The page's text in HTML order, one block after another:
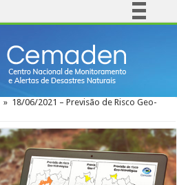
Comunica BR
Participe
Acesso à informação
Canais
» 18/06/2021 – Previsão de Risco Geo-